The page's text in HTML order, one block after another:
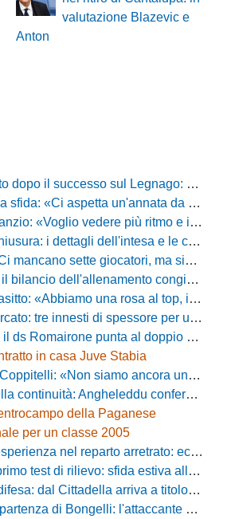
valutazione Blazevic e
Anton
"Buona tenuta nervosa, ma dobbiamo migliorare"
da protagonisti in B, ma qui nessuno ha il posto fisso»
ritmo e intensità, dobbiamo lasciare tutto sul campo»
dell'intesa e le cifre dell'operazione
giocatori, ma siamo una squadra forte»
congiunto e la risposta dei nuovi arrivi
al top, il pubblico del Lamberti ci spingerà lontano»
di spessore per un attacco da sogni
punta al doppio colpo Baldan-Volpicelli
in casa Juve Stabia
ancora una squadra, ora serve tirare una riga!»
confermato in panchina, in attacco arriva Loru
della Paganese
per un classe 2005
nel reparto arretrato: ecco Orlando
sfida estiva allo Zecchini con il Grosseto
arriva a titolo definitivo Riccardo Gatti
Bongelli: l'attaccante passa in Serie D